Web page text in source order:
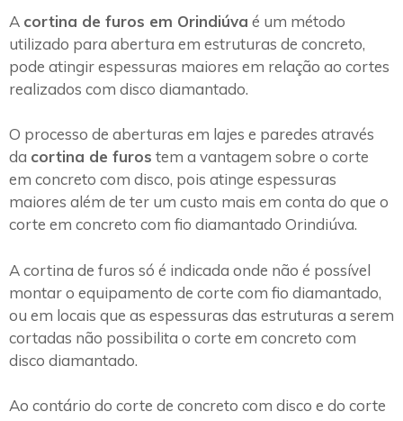
A cortina de furos em Orindiúva é um método
utilizado para abertura em estruturas de concreto,
pode atingir espessuras maiores em relação ao cortes
realizados com disco diamantado.
O processo de aberturas em lajes e paredes através
da cortina de furos tem a vantagem sobre o corte
em concreto com disco, pois atinge espessuras
maiores além de ter um custo mais em conta do que o
corte em concreto com fio diamantado Orindiúva.
A cortina de furos só é indicada onde não é possível
montar o equipamento de corte com fio diamantado,
ou em locais que as espessuras das estruturas a serem
cortadas não possibilita o corte em concreto com
disco diamantado.
Ao contário do corte de concreto com disco e do corte